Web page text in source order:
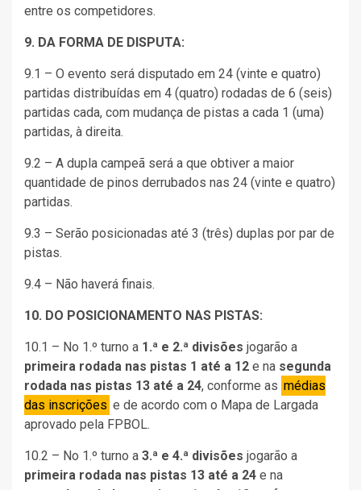
entre os competidores.
9. DA FORMA DE DISPUTA:
9.1 – O evento será disputado em 24 (vinte e quatro)
partidas distribuídas em 4 (quatro) rodadas de 6 (seis)
partidas cada, com mudança de pistas a cada 1 (uma)
partidas, à direita.
9.2 – A dupla campeã será a que obtiver a maior
quantidade de pinos derrubados nas 24 (vinte e quatro)
partidas.
9.3 – Serão posicionadas até 3 (três) duplas por par de
pistas.
9.4 – Não haverá finais.
10. DO POSICIONAMENTO NAS PISTAS:
10.1 – No 1.º turno a 1.ª e 2.ª divisões jogarão a
primeira rodada nas pistas 1 até a 12 e na segunda
rodada nas pistas 13 até a 24, conforme as médias
das inscrições e de acordo com o Mapa de Largada
aprovado pela FPBOL.
10.2 – No 1.º turno a 3.ª e 4.ª divisões jogarão a
primeira rodada nas pistas 13 até a 24 e na